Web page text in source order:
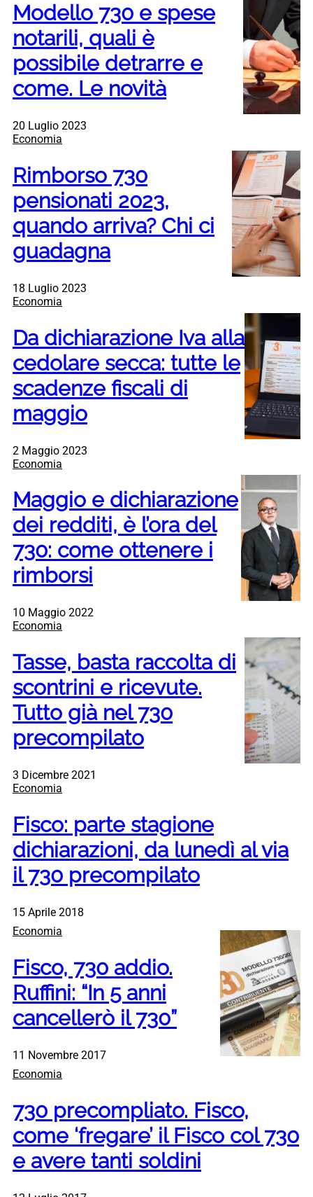
Modello 730 e spese
notarili, quali è
possibile detrarre e
come. Le novità
20 Luglio 2023
Economia
Rimborso 730
pensionati 2023,
quando arriva? Chi ci
guadagna
18 Luglio 2023
Economia
Da dichiarazione Iva alla
cedolare secca: tutte le
scadenze fiscali di
maggio
2 Maggio 2023
Economia
Maggio e dichiarazione
dei redditi, è l’ora del
730: come ottenere i
rimborsi
10 Maggio 2022
Economia
Tasse, basta raccolta di
scontrini e ricevute.
Tutto già nel 730
precompilato
3 Dicembre 2021
Economia
Fisco: parte stagione
dichiarazioni, da lunedì al via
il 730 precompilato
15 Aprile 2018
Economia
Fisco, 730 addio.
Ruffini: “In 5 anni
cancellerò il 730”
11 Novembre 2017
Economia
730 precompliato. Fisco,
come ‘fregare’ il Fisco col 730
e avere tanti soldini